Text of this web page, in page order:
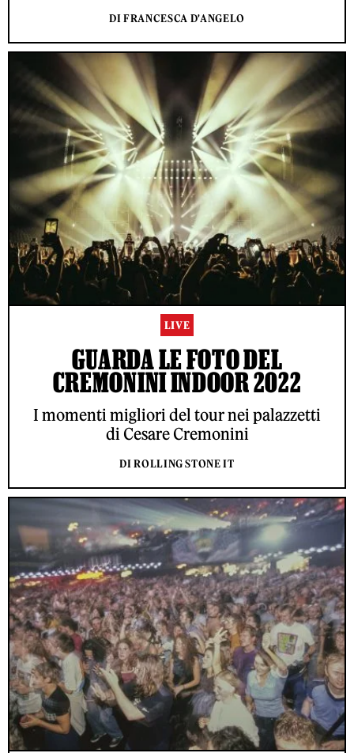
DI FRANCESCA D'ANGELO
LIVE
GUARDA LE FOTO DEL
CREMONINI INDOOR 2022
I momenti migliori del tour nei palazzetti
di Cesare Cremonini
DI ROLLING STONE IT